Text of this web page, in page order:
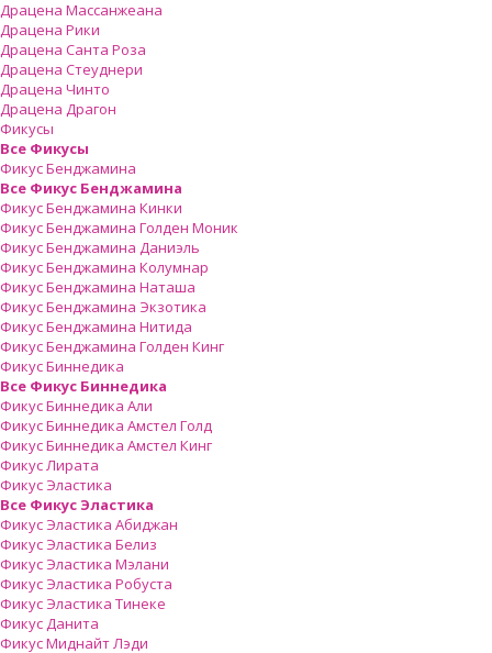
Драцена Массанжеана
Драцена Рики
Драцена Санта Роза
Драцена Стеуднери
Драцена Чинто
Драцена Драгон
Фикусы
Все Фикусы
Фикус Бенджамина
Все Фикус Бенджамина
Фикус Бенджамина Кинки
Фикус Бенджамина Голден Моник
Фикус Бенджамина Даниэль
Фикус Бенджамина Колумнар
Фикус Бенджамина Наташа
Фикус Бенджамина Экзотика
Фикус Бенджамина Нитида
Фикус Бенджамина Голден Кинг
Фикус Биннедика
Все Фикус Биннедика
Фикус Биннедика Али
Фикус Биннедика Амстел Голд
Фикус Биннедика Амстел Кинг
Фикус Лирата
Фикус Эластика
Все Фикус Эластика
Фикус Эластика Абиджан
Фикус Эластика Белиз
Фикус Эластика Мэлани
Фикус Эластика Робуста
Фикус Эластика Тинеке
Фикус Данита
Фикус Миднайт Лэди